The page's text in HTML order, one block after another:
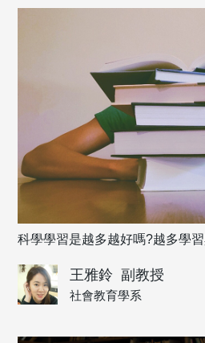
科學學習是越多越好嗎?越多學
王雅鈴 副教授
社會教育學系